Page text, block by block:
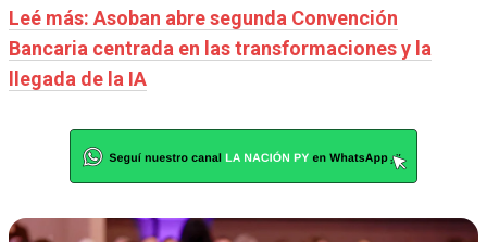
Leé más: Asoban abre segunda Convención
Bancaria centrada en las transformaciones y la
llegada de la IA